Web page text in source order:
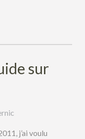
sur
j’ai voulu